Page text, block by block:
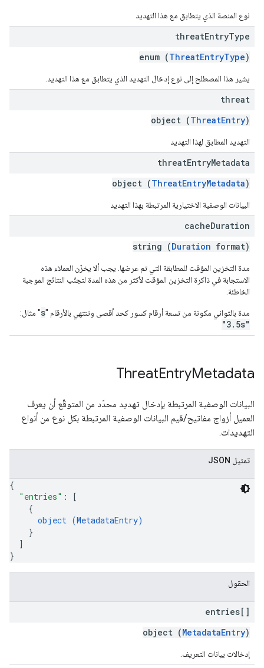
نوع المنصة الذي يتطابق مع هذا التهديد
threatEntryType
enum (ThreatEntryType)
يشير هذا المصطلح إلى نوع إدخال التهديد الذي يتطابق مع هذا التهديد.
threat
object (ThreatEntry)
التهديد المطابق لهذا التهديد
threatEntryMetadata
object (ThreatEntryMetadata)
البيانات الوصفية الاختيارية المرتبطة بهذا التهديد
cacheDuration
string (Duration format)
مدة التخزين المؤقت للمطابقة التي تم عرضها. يجب ألا يخزّن العملاء هذه
الاستجابة في ذاكرة التخزين المؤقت لأكثر من هذه المدة لتجنّب النتائج الموجبة
الخاطئة.
مدة بالثواني مكونة من تسعة أرقام كسور كحد أقصى وتنتهي بالأرقام "s" مثال:
"3.5s"
ThreatEntryMetadata
البيانات الوصفية المرتبطة بإدخال تهديد محدّد من المتوقّع أن يعرف
العميل أزواج مفاتيح/قيم البيانات الوصفية المرتبطة بكل نوع من أنواع
التهديدات.
تمثيل JSON
{
"entries" :
[
{
object (MetadataEntry)
}
]
}
الحقول
entries[]
object (MetadataEntry)
إدخالات بيانات التعريف.